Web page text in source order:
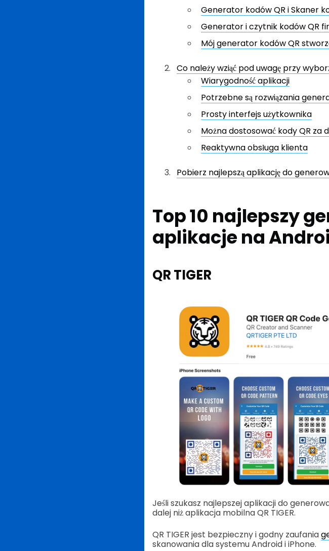
Generator kodów QR i Skaner
Generator i czytnik kodów QR
Mój generator kodów QR
Co należy wziąć pod uwagę przy
Wiarygodność aplikacji
Potrzebne są rozwiązania
Prosty interfejs użytkownika
Można dostosować kody QR za
Reaktywna obsługa klienta
Pobierz najlepszą aplikację do
Top 10 najlepszy
aplikacje na
QR TIGER
Jeśli szukasz najlepszej aplikacji do
dalej niż aplikacja mobilna QR TIGER.
QR TIGER jest bezpieczny i godny zaufania
skanowania dla systemu Android i iPhone.